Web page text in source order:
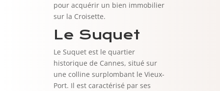
pour acquérir un bien immobilier
sur la Croisette.
Le Suquet
Le Suquet est le quartier
historique de Cannes, situé sur
une colline surplombant le Vieux-
Port. Il est caractérisé par ses